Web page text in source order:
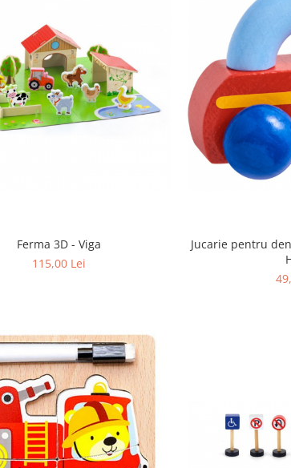
Ferma 3D - Viga
115,00 Lei
Jucarie pentru